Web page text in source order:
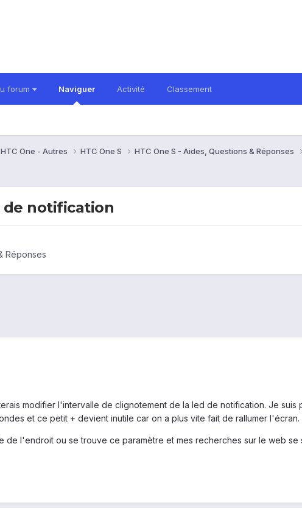
forum Naviguer Activité Classement
HTC One - Autres HTC One S
HTC One S - Aides, Questions & Réponses
de notification
Réponses
modifier l'intervalle de clignotement de la led de notification. Je suis
et ce petit + devient inutile car on a plus vite fait de rallumer l'écran.
de l'endroit ou se trouve ce paramètre et mes recherches sur le web